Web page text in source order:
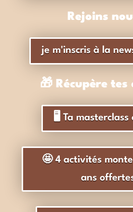
Rejoins
je m'inscris à la
🎁 Récupère tes
🖥️ Ta
🤩 4 activités
ans